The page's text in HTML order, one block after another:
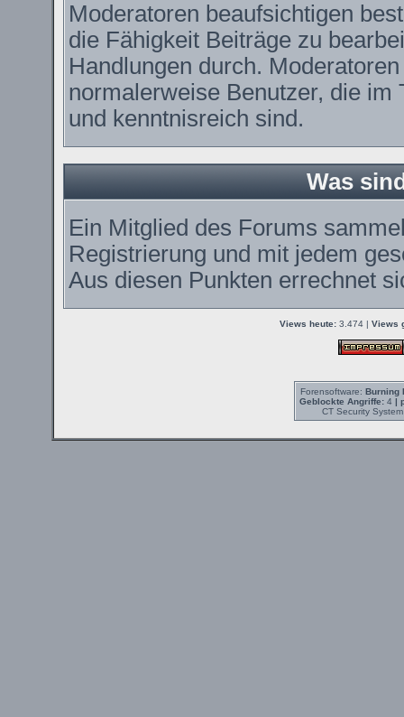
Moderatoren beaufsichtigen
die Fähigkeit Beiträge zu
Handlungen durch.
normalerweise Benutzer, die
und kenntnisreich sind.
Was
Ein Mitglied des Forums
Registrierung und mit jedem
Aus diesen Punkten errechnet
Views heute: 3.474 | Views
Forensoftware: Burning
Geblockte Angriffe:4 |
CT Security